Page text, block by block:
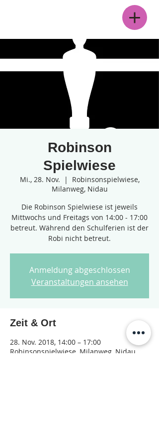
Robinson
Spielwiese
Mi., 28. Nov.
  |
Robinsonspielwiese,
Milanweg, Nidau
Die Robinson Spielwiese ist jeweils
Mittwochs und Freitags von 14:00 - 17:00
betreut. Während den Schulferien ist der
Robi nicht betreut.
Anmeldung abgeschlossen
Veranstaltungen ansehen
Zeit & Ort
28. Nov. 2018, 14:00 – 17:00
Robinsonspielwiese, Milanweg, Nidau